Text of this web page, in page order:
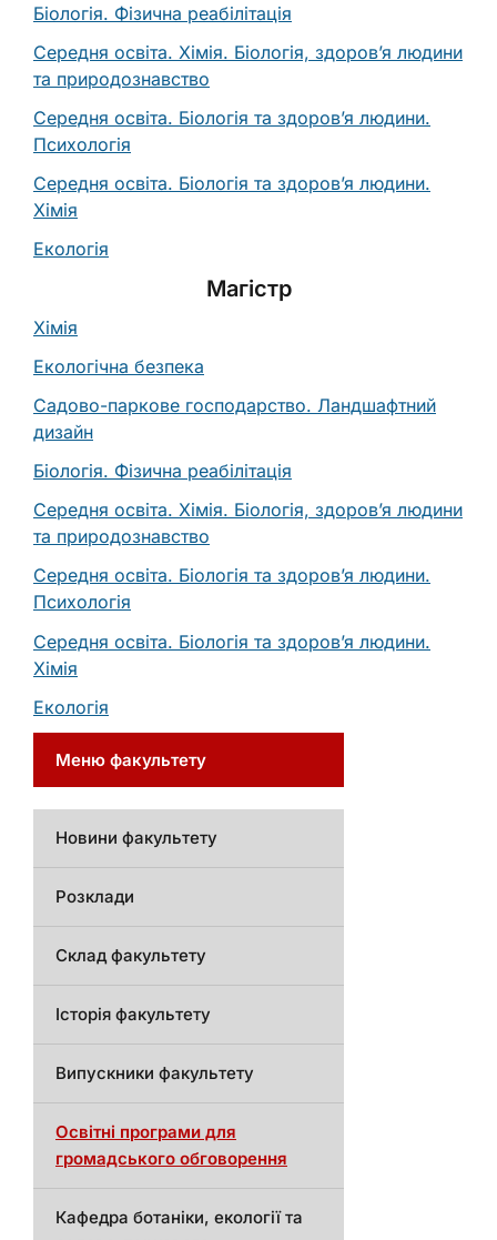
Біологія. Фізична реабілітація
Середня освіта. Хімія. Біологія, здоров’я людини
та природознавство
Середня освіта. Біологія та здоров’я людини.
Психологія
Середня освіта. Біологія та здоров’я людини.
Хімія
Екологія
Магістр
Хімія
Екологічна безпека
Садово-паркове господарство. Ландшафтний
дизайн
Біологія. Фізична реабілітація
Середня освіта. Хімія. Біологія, здоров’я людини
та природознавство
Середня освіта. Біологія та здоров’я людини.
Психологія
Середня освіта. Біологія та здоров’я людини.
Хімія
Екологія
Меню факультету
Новини факультету
Розклади
Склад факультету
Історія факультету
Випускники факультету
Освітні програми для
громадського обговорення
Кафедра ботаніки, екології та